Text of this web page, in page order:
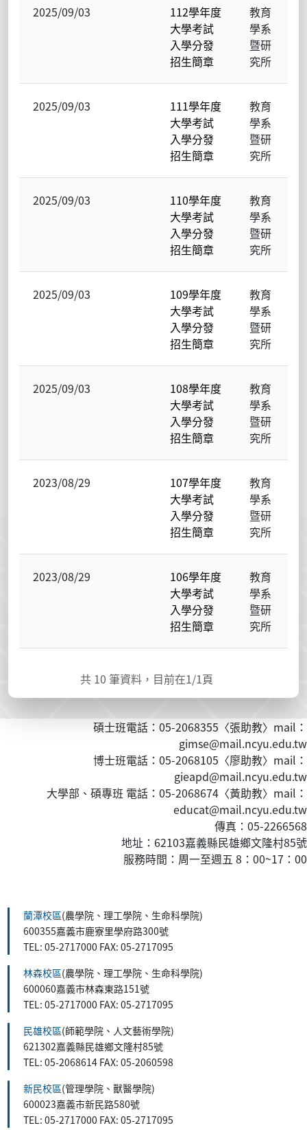
2025/09/03
112學年度
大學考試
入學分發
招生簡章
教育
學系
暨研
究所
2025/09/03
111學年度
大學考試
入學分發
招生簡章
教育
學系
暨研
究所
2025/09/03
110學年度
大學考試
入學分發
招生簡章
教育
學系
暨研
究所
2025/09/03
109學年度
大學考試
入學分發
招生簡章
教育
學系
暨研
究所
2025/09/03
108學年度
大學考試
入學分發
招生簡章
教育
學系
暨研
究所
2023/08/29
107學年度
大學考試
入學分發
招生簡章
教育
學系
暨研
究所
2023/08/29
106學年度
大學考試
入學分發
招生簡章
教育
學系
暨研
究所
共 10 筆資料，目前在1/1頁
碩士班電話：05-2068355〈張助教〉mail：
gimse@mail.ncyu.edu.tw
博士班電話：05-2068105〈廖助教〉mail：
gieapd@mail.ncyu.edu.tw
大學部、碩專班 電話：05-2068674〈黃助教〉mail：
educat@mail.ncyu.edu.tw
傳真：05-2266568
地址：62103嘉義縣民雄鄉文隆村85號
服務時間：周一至週五 8：00~17：00
蘭潭校區(農學院、理工學院、生命科學院)
600355嘉義市鹿寮里學府路300號
TEL: 05-2717000 FAX: 05-2717095
林森校區(農學院、理工學院、生命科學院)
600060嘉義市林森東路151號
TEL: 05-2717000 FAX: 05-2717095
民雄校區(師範學院、人文藝術學院)
621302嘉義縣民雄鄉文隆村85號
TEL: 05-2068614 FAX: 05-2060598
新民校區(管理學院、獸醫學院)
600023嘉義市新民路580號
TEL: 05-2717000 FAX: 05-2717095